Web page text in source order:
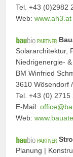
Tel. +43 (0)2982
Web:www.ah3.at
Solararchitektur,
Niedrigenergie-
BM Winfried
3610 Wösendorf
Tel. +43 (0) 2715
E-Mail:
Web:
Planung |